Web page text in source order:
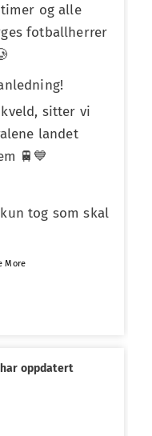
og alle
fotballherrer
sitter vi
landet
🚆💙
tog som skal
More
har oppdatert